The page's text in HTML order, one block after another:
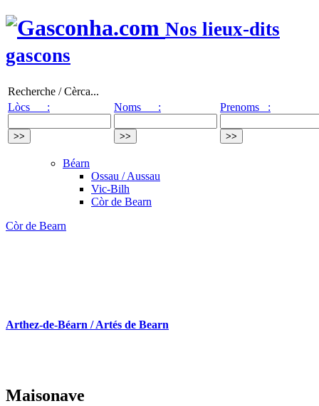
Nos lieux-dits
gascons
Recherche / Cèrca...
Lòcs :
Noms : Prenoms :
Béarn
Ossau / Aussau
Vic-Bilh
Còr de Bearn
Còr de Bearn
Arthez-de-Béarn / Artés de Bearn
Maisonave